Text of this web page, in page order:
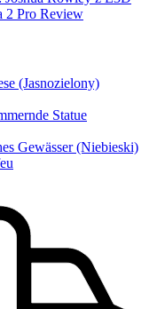
2 Pro Review
(Jasnozielony)
Statue
Gewässer (Niebieski)